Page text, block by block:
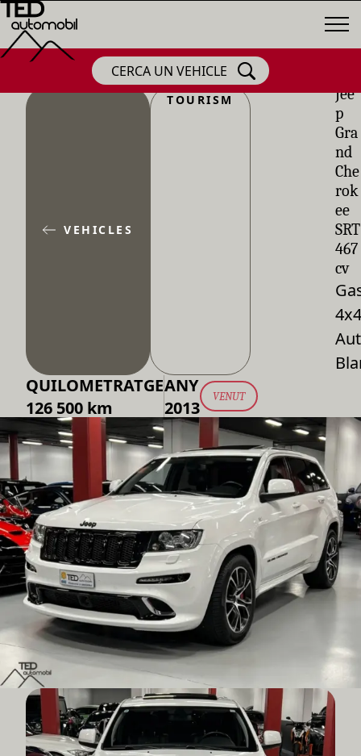
CERCA UN VEHICLE
VEHICLES
TOURISM
Jee
p
Gra
nd
Che
rok
ee
SRT
467
cv
4x4
QUILOMETRATGE
126 500 km
ANY
2013
VENUT